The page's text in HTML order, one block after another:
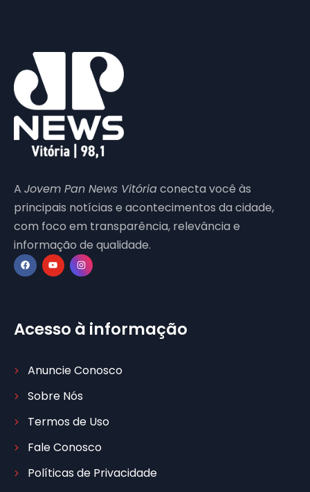
A Jovem Pan News Vitóriaconecta você às
principais notícias e acontecimentos da cidade,
com foco em transparência, relevância e
informação de qualidade.
Acesso à informação
Anuncie Conosco
Sobre Nós
Termos de Uso
Fale Conosco
Políticas de Privacidade